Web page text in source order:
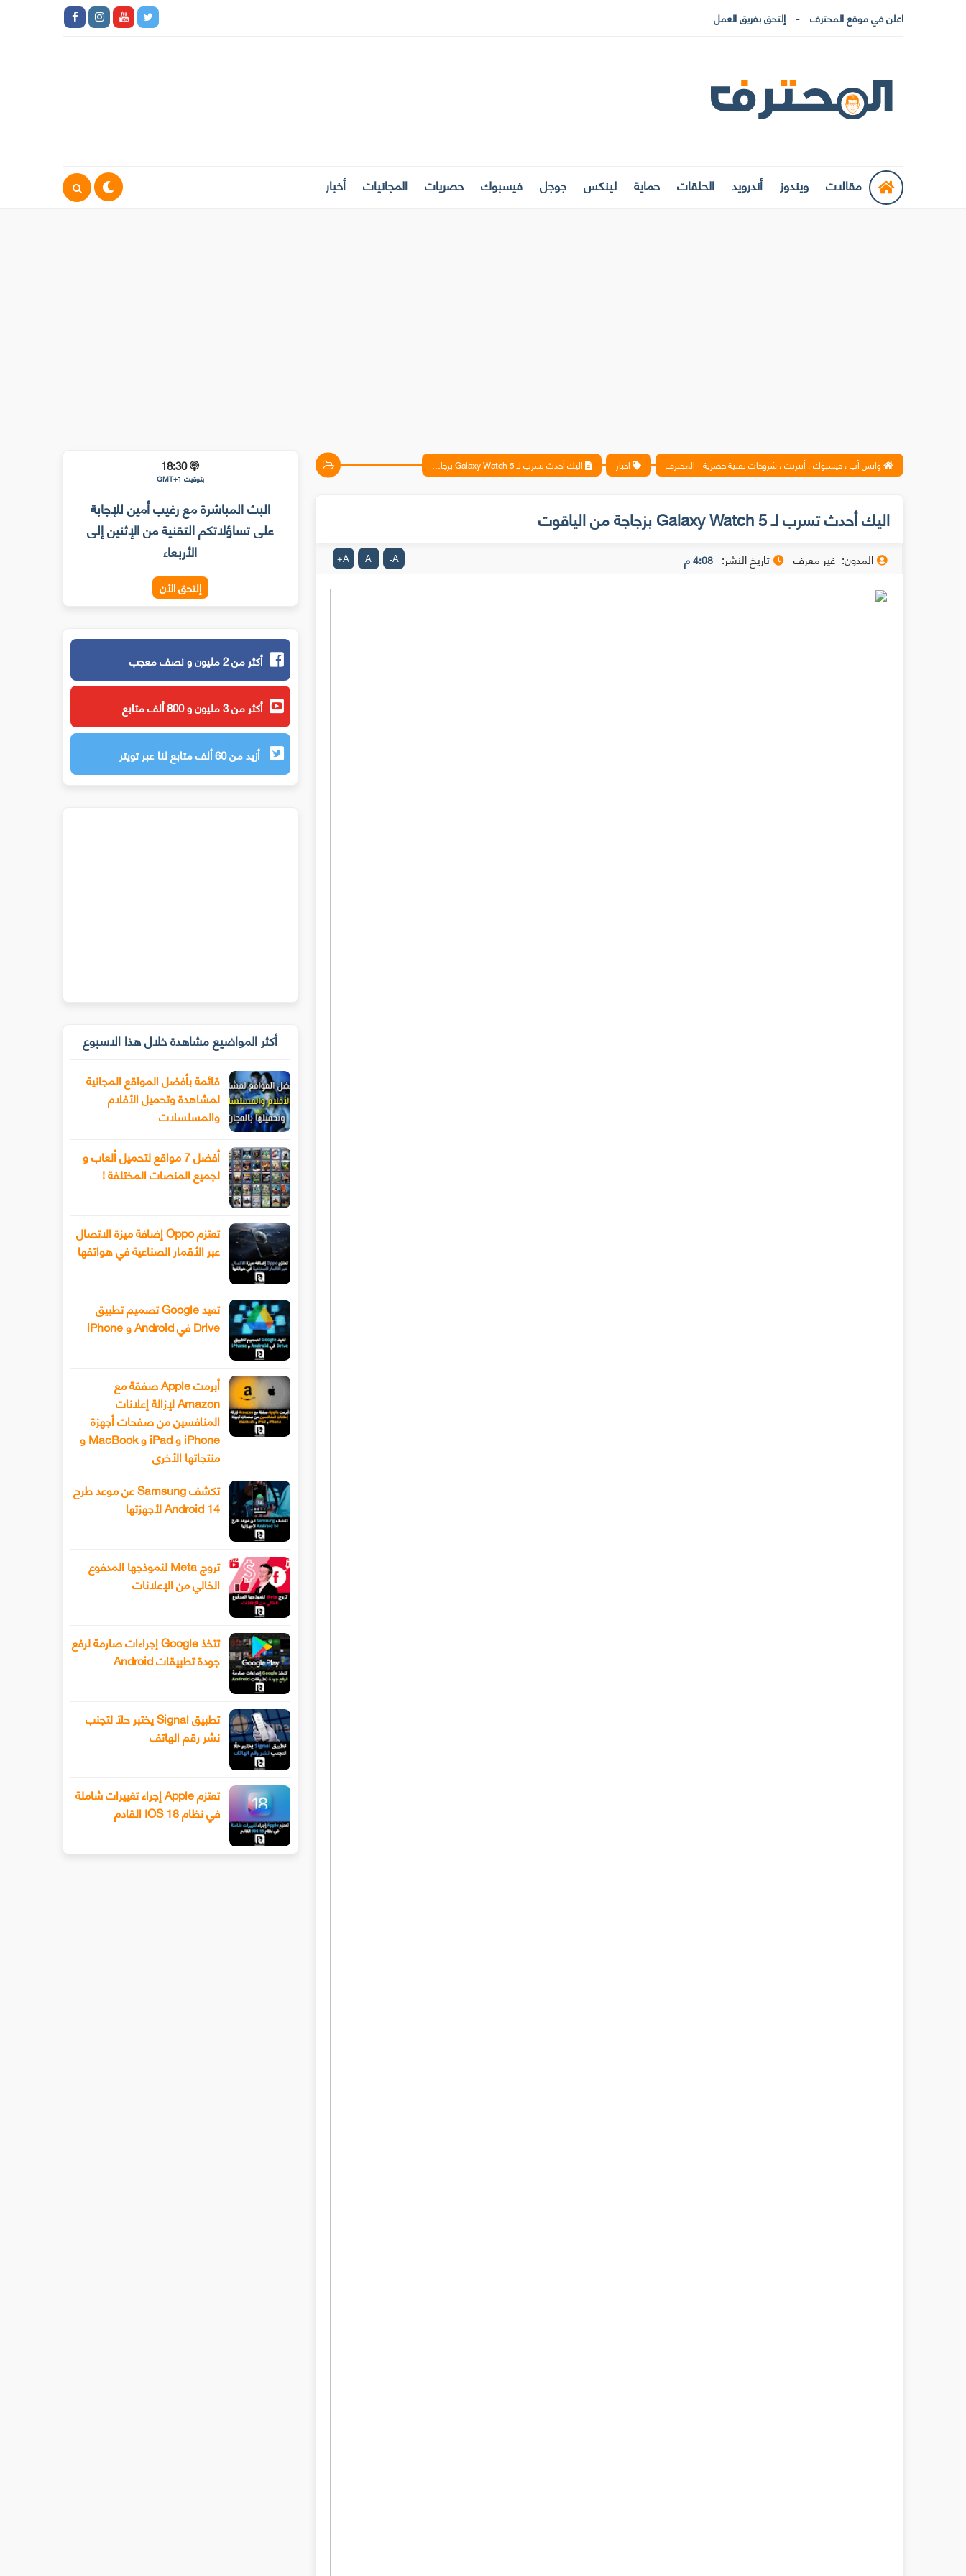
اعلن في موقع المحترف إلتحق بفريق العمل
مقالات ويندوز أندرويد الحلقات حماية لينكس جوجل فيسبوك حصريات المجانيات أخبار
واتس آب ، فيسبوك ، أنترنت ، شروحات تقنية حصرية - المحترف اخبار اليك أحدث تسرب لـ Galaxy Watch 5 بزجاجة من الياقوت
اليك أحدث تسرب لـ Galaxy Watch 5 بزجاجة من الياقوت
المدون: غير معرف تاريخ النشر: 4:08 م A
-
A
A
+
18:30
بتوقيت GMT+1
البث المباشرة مع رغيب أمين للإجابة
على تساؤلاتكم التقنية من الإثنين إلى
الأربعاء
إلتحق الأن
أكثر من 2 مليون و نصف معجب
أكثر من 3 مليون و 800 ألف متابع
أزيد من 60 ألف متابع لنا عبر تويتر
أكثر المواضيع مشاهدة خلال هذا الاسبوع
قائمة بأفضل المواقع المجانية
لمشاهدة وتحميل الأفلام
والمسلسلات
أفضل 7 مواقع لتحميل ألعاب و
لجميع المنصات المختلفة !
تعتزم Oppo إضافة ميزة الاتصال
عبر الأقمار الصناعية في هواتفها
تعيد Google تصميم تطبيق
Drive في Android و iPhone
أبرمت Apple صفقة مع
Amazon لإزالة إعلانات
المنافسين من صفحات أجهزة
iPhone و iPad و MacBook و
منتجاتها الأخرى
تكشف Samsung عن موعد طرح
Android 14 لأجهزتها
تروج Meta لنموذجها المدفوع
الخالي من الإعلانات
تتخذ Google إجراءات صارمة لرفع
جودة تطبيقات Android
تطبيق Signal يختبر حلًا لتجنب
نشر رقم الهاتف
تعتزم Apple إجراء تغييرات شاملة
في نظام IOS 18 القادم